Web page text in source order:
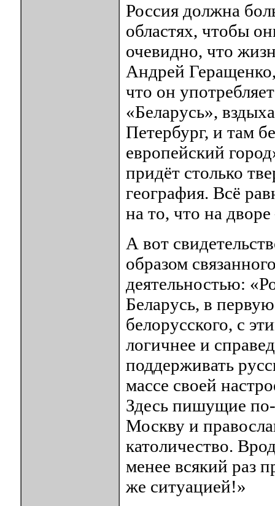
Россия должна
областях, чтобы
очевидно, что
Андрей Геращенко,
что он
«Беларусь»,
Петербург, и там
европейский
придёт столько
география. Всё
на то, что на
А вот
образом
деятельностью:
Беларусь, в
белорусского, с
логичнее и
поддерживать
массе своей
Здесь пишущие
Москву и
католичество.
менее всякий раз
же ситуацией!»